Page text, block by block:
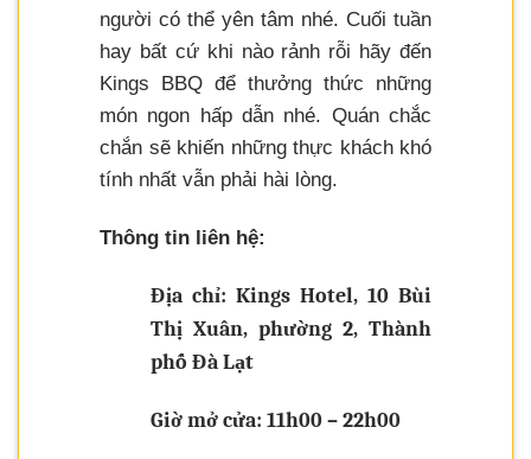
người có thể yên tâm nhé. Cuối tuần
hay bất cứ khi nào rảnh rỗi hãy đến
Kings BBQ để thưởng thức những
món ngon hấp dẫn nhé. Quán chắc
chắn sẽ khiến những thực khách khó
tính nhất vẫn phải hài lòng.
Thông tin liên hệ:
Địa chỉ: Kings Hotel, 10 Bùi
Thị Xuân, phường 2, Thành
phố Đà Lạt
Giờ mở cửa: 11h00 – 22h00